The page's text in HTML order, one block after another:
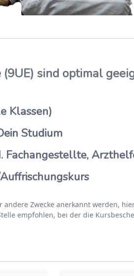
sind optimal
Klassen)
Studium
Fachangestellte,
Zwecke anerkannt werden,
empfohlen, bei der die